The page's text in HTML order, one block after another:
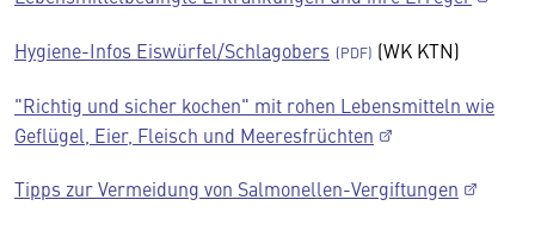
Hygiene-Infos Eiswürfel/Schlagobers (WK KTN)
"Richtig und sicher kochen" mit rohen Lebensmitteln wie
Geflügel, Eier, Fleisch und Meeresfrüchten
Tipps zur Vermeidung von Salmonellen-Vergiftungen